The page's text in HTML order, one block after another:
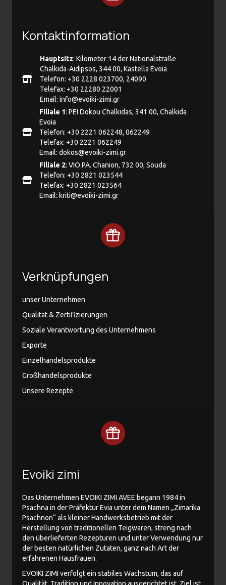
Kontaktinformation
Hauptsitz: Kilometer 14 der Nationalstraße
Chalkida-Aidipsos, 344 00, Kastella Evoia
Telefon: +30 2228 023700, 24090
Telefax: +30 22280 22001
Email: info@evoiki-zimi.gr
Filiale 1: PEI Dokou Chalkidas, 341 00, Chalkida
Evoia
Telefon: +30 2221 062248, 062249
Telefax: +30 2221 062249
Email: dokos@evoiki-zimi.gr
Filiale 2: VIO.PA. Chanion, 732 00, Souda
Telefon: +30 2821 023544
Telefax: +30 2821 023564
Email: kriti@evoiki-zimi.gr
Verknüpfungen
unser Unternehmen
Qualität & Zertifizierungen
Soziale Verantwortung des Unternehmens
Exporte
Einzelhandelsprodukte
Großhandelsprodukte
Unsere Rezepte
Evoiki zimi
Das Unternehmen EVOIKI ZIMI AVEE begann 1984 in
Psachna in der Präfektur Evia unter dem Namen „Zimarika
Psachnon“ als kleiner Handwerksbetrieb mit der
Herstellung von traditionellen Teigwaren, streng nach
den überlieferten Rezepturen und unter Verwendung nur
der besten natürlichen Zutaten, ganz nach Art der
erfahrenen Hausfrauen.
EVOIKI ZIMI verfolgt ein stabiles Wachstum, das auf